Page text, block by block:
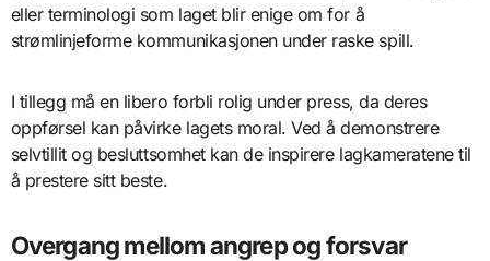
eller terminologi som laget blir enige om for å
strømlinjeforme kommunikasjonen under raske spill.
I tillegg må en libero forbli rolig under press, da deres
oppførsel kan påvirke lagets moral. Ved å demonstrere
selvtillit og besluttsomhet kan de inspirere lagkameratene til
å prestere sitt beste.
Overgang mellom angrep og forsvar